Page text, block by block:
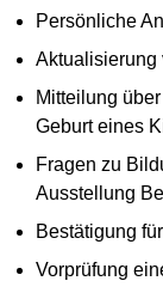
Persönliche
Aktualisierung
Mitteilung
Geburt eines
Fragen zu
Ausstellung
Bestätigung
Vorprüfung